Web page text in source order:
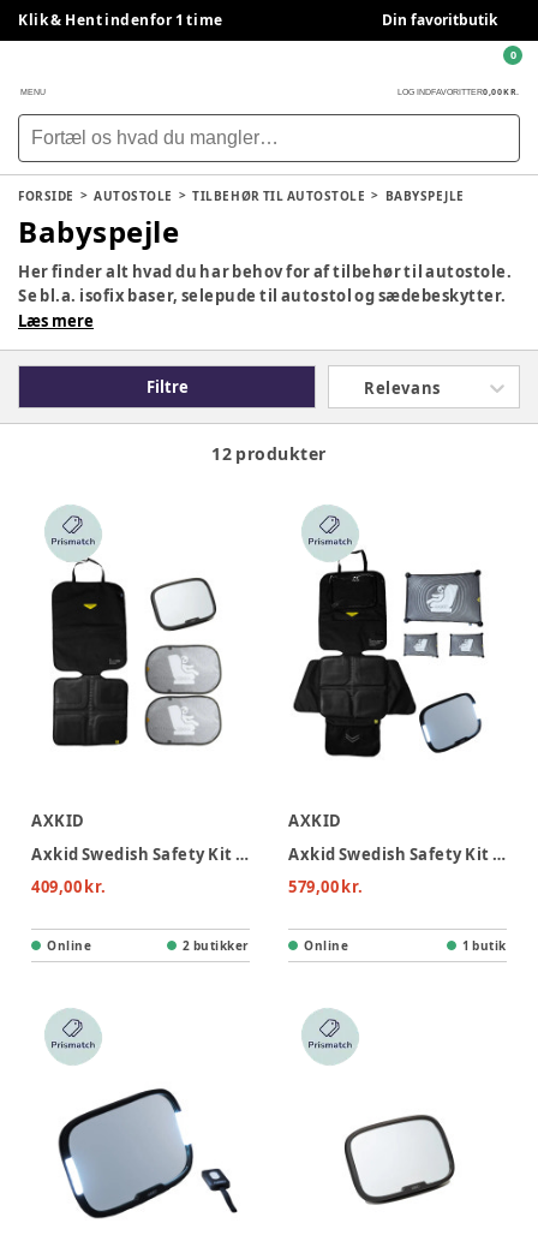
Klik & Hent indenfor 1 time Din favoritbutik
MENU LOG INDFAVORITTER0,00 KR.
0
FORSIDE AUTOSTOLE TILBEHØR TIL AUTOSTOLE BABYSPEJLE
Babyspejle
Her finder alt hvad du har behov for af tilbehør til autostole.
Se bl.a. isofix baser, selepude til autostol og sædebeskytter.
Læs mere
Filtre Relevans
12 produkter
AXKID
Axkid Swedish Safety Kit Classic
409,00 kr.
Online 2 butikker
AXKID
Axkid Swedish Safety Kit Premium
579,00 kr.
Online 1 butik